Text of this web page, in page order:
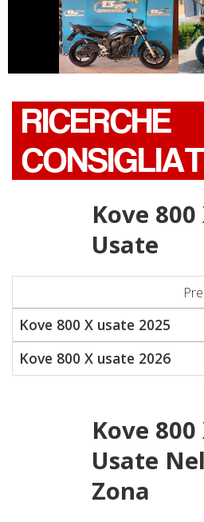
YAMAHA FZ6
RICERCHE
Kove 800
Usate
Kove 800 X usate 2025
Kove 800 X usate 2026
Kove 800
Usate
Zona